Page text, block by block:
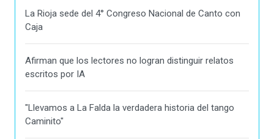
La Rioja sede del 4° Congreso Nacional de Canto con
Caja
Afirman que los lectores no logran distinguir relatos
escritos por IA
"Llevamos a La Falda la verdadera historia del tango
Caminito"